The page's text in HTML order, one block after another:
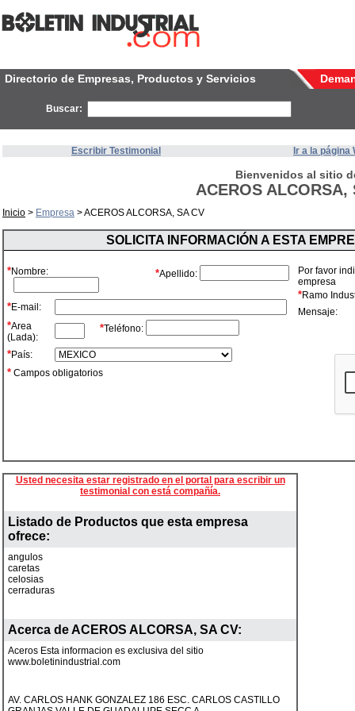
Directorio de Empresas, Productos y Servicios
Buscar:
Escribir Testimonial Ir a la página
Bienvenidos al sitio
ACEROS ALCORSA,
Inicio > Empresa > ACEROS ALCORSA, SA CV
SOLICITA INFORMACIÓN A ESTA
*Nombre: *Apellido:
*E-mail:
*Area
(Lada):
*Teléfono:
*País:
* Campos obligatorios
Por favor
empresa
*Ramo
Mensaje:
Usted necesita estar registrado en el portal para escribir un
testimonial con está compañía.
Listado de Productos que esta empresa
ofrece:
angulos
caretas
celosias
cerraduras
Acerca de ACEROS ALCORSA, SA CV:
Aceros Esta informacion es exclusiva del sitio
www.boletinindustrial.com
AV. CARLOS HANK GONZALEZ 186 ESC. CARLOS CASTILLO